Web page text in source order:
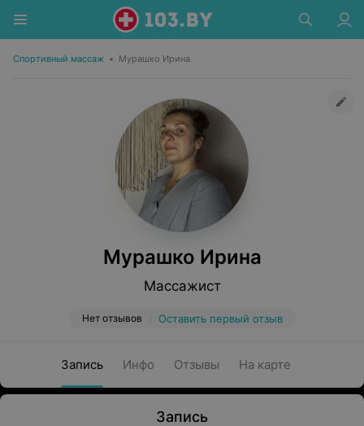
Спортивный массаж • Мурашко Ирина
Мурашко Ирина
Массажист
Нет отзывов Оставить первый отзыв
Запись Инфо Отзывы На карте
Запись